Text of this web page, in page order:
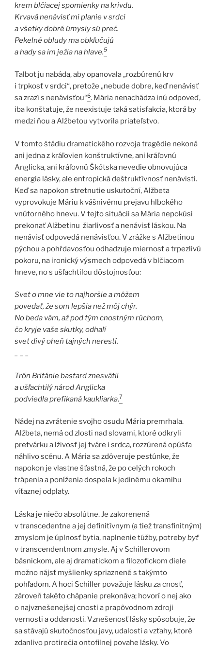
krem blčiacej spomienky na krivdu.
Krvavá nenávisť mi planie v srdci
a všetky dobré úmysly sú preč.
Pekelné obludy ma obkľučujú
a hady sa im ježia na hlave.5
Talbot ju nabáda, aby opanovala „rozbúrenú krv
i trpkosť v srdci“, pretože „nebude dobre, keď nenávisť
sa zrazí s nenávisťou“6. Mária nenachádza inú odpoveď,
iba konštatuje, že neexistuje taká satisfakcia, ktorá by
medzi ňou a Alžbetou vytvorila priateľstvo.
V tomto štádiu dramatického rozvoja tragédie nekoná
ani jedna z kráľovien konštruktívne, ani kráľovnú
Anglicka, ani kráľovnú Škótska nevedie obnovujúca
energia lásky, ale entropická deštruktívnosť nenávisti.
Keď sa napokon stretnutie uskutoční, Alžbeta
vyprovokuje Máriu k vášnivému prejavu hlbokého
vnútorného hnevu. V tejto situácii sa Mária nepokúsi
prekonať Alžbetinu žiarlivosť a nenávisť láskou. Na
nenávisť odpovedá nenávisťou. V zrážke s Alžbetinou
pýchou a pohŕdavosťou odhadzuje miernosť a trpezlivú
pokoru, na ironický výsmech odpovedá v blčiacom
hneve, no s ušľachtilou dôstojnosťou:
Svet o mne vie to najhoršie a môžem
povedať, že som lepšia než môj chýr.
No beda vám, až pod tým cnostným rúchom,
čo kryje vaše skutky, odhalí
svet divý oheň tajných nerestí.
Trón Británie bastard znesvätil
a ušľachtilý národ Anglicka
podviedla prefíkaná kaukliarka.7
Nádej na zvrátenie svojho osudu Mária premrhala.
Alžbeta, nemá od zlosti nad slovami, ktoré odkryli
pretvárku a lživosť jej tváre i srdca, rozzúrená opúšťa
náhlivo scénu. A Mária sa zdôveruje pestúnke, že
napokon je vlastne šťastná, že po celých rokoch
trápenia a poníženia dospela k jedinému okamihu
víťaznej odplaty.
Láska je niečo absolútne. Je zakorenená
v transcedentne a jej definitívnym (a tiež transfinitným)
zmyslom je úplnosť bytia, naplnenie túžby, potrebybyť
v transcendentnom zmysle. Aj v Schillerovom
básnickom, ale aj dramatickom a filozofickom diele
možno nájsť myšlienky spriaznené s takýmto
pohľadom. A hoci Schiller považuje lásku za cnosť,
zároveň takéto chápanie prekonáva; hovorí o nej ako
o najvznešenejšej cnosti a prapôvodnom zdroji
vernosti a oddanosti. Vznešenosť lásky spôsobuje, že
sa stávajú skutočnosťou javy, udalosti a vzťahy, ktoré
zdanlivo protirečia ontofilnej povahe lásky. Vo